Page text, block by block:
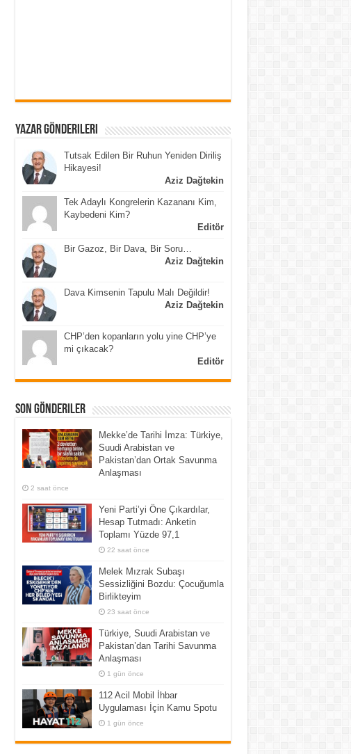
Yazar Gönderileri
Tutsak Edilen Bir Ruhun Yeniden Diriliş
Hikayesi!
Aziz Dağtekin
Tek Adaylı Kongrelerin Kazananı Kim,
Kaybedeni Kim?
Editör
Bir Gazoz, Bir Dava, Bir Soru…
Aziz Dağtekin
Dava Kimsenin Tapulu Malı Değildir!
Aziz Dağtekin
CHP’den kopanların yolu yine CHP’ye
mi çıkacak?
Editör
Son Gönderiler
Mekke’de Tarihi İmza: Türkiye,
Suudi Arabistan ve
Pakistan’dan Ortak Savunma
Anlaşması
2 saat önce
Yeni Parti’yi Öne Çıkardılar,
Hesap Tutmadı: Anketin
Toplamı Yüzde 97,1
22 saat önce
Melek Mızrak Subaşı
Sessizliğini Bozdu: Çocuğumla
Birlikteyim
23 saat önce
Türkiye, Suudi Arabistan ve
Pakistan’dan Tarihi Savunma
Anlaşması
1 gün önce
112 Acil Mobil İhbar
Uygulaması İçin Kamu Spotu
1 gün önce